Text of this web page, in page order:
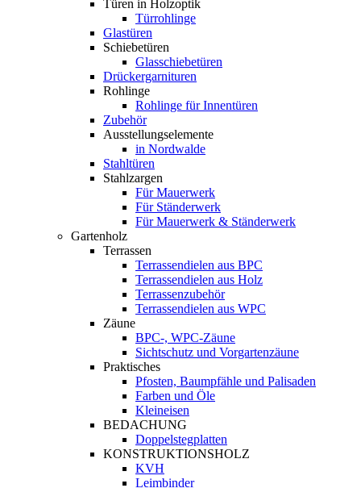
Türen in Holzoptik
Türrohlinge
Glastüren
Schiebetüren
Glasschiebetüren
Drückergarnituren
Rohlinge
Rohlinge für Innentüren
Zubehör
Ausstellungselemente
in Nordwalde
Stahltüren
Stahlzargen
Für Mauerwerk
Für Ständerwerk
Für Mauerwerk & Ständerwerk
Gartenholz
Terrassen
Terrassendielen aus BPC
Terrassendielen aus Holz
Terrassenzubehör
Terrassendielen aus WPC
Zäune
BPC-, WPC-Zäune
Sichtschutz und Vorgartenzäune
Praktisches
Pfosten, Baumpfähle und Palisaden
Farben und Öle
Kleineisen
BEDACHUNG
Doppelstegplatten
KONSTRUKTIONSHOLZ
KVH
Leimbinder